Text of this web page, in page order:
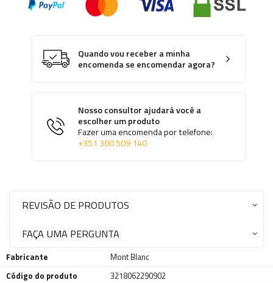
Quando vou receber a minha
encomenda se encomendar agora?
Nosso consultor ajudará você a
escolher um produto
Fazer uma encomenda por telefone:
+351 300 509 140
REVISÃO DE PRODUTOS
FAÇA UMA PERGUNTA
Fabricante
Mont Blanc
Código do produto
3218062290902